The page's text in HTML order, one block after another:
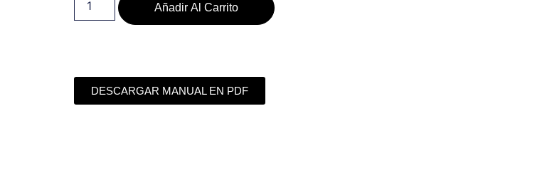
Añadir Al Carrito
DESCARGAR MANUAL EN PDF